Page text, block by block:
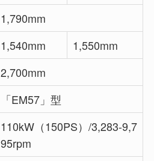
1,790mm
1,540mm
1,550mm
2,700mm
「EM57」型
110kW（150PS）/3,283-9,7
95rpm